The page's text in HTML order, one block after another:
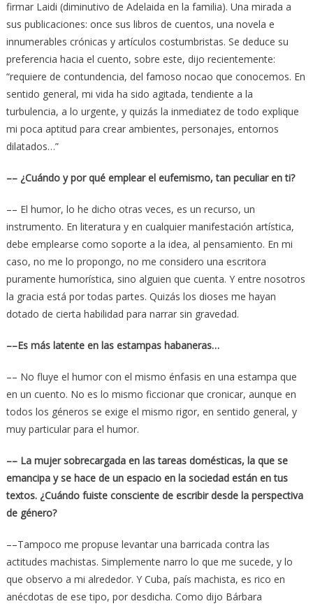
firmar Laidi (diminutivo de Adelaida en la familia). Una mirada a
sus publicaciones: once sus libros de cuentos, una novela e
innumerables crónicas y artículos costumbristas. Se deduce su
preferencia hacia el cuento, sobre este, dijo recientemente:
“requiere de contundencia, del famoso nocao que conocemos. En
sentido general, mi vida ha sido agitada, tendiente a la
turbulencia, a lo urgente, y quizás la inmediatez de todo explique
mi poca aptitud para crear ambientes, personajes, entornos
dilatados…”
–– ¿Cuándo y por qué emplear el eufemismo, tan peculiar en ti?
–– El humor, lo he dicho otras veces, es un recurso, un
instrumento. En literatura y en cualquier manifestación artística,
debe emplearse como soporte a la idea, al pensamiento. En mi
caso, no me lo propongo, no me considero una escritora
puramente humorística, sino alguien que cuenta. Y entre nosotros
la gracia está por todas partes. Quizás los dioses me hayan
dotado de cierta habilidad para narrar sin gravedad.
––Es más latente en las estampas habaneras…
–– No fluye el humor con el mismo énfasis en una estampa que
en un cuento. No es lo mismo ficcionar que cronicar, aunque en
todos los géneros se exige el mismo rigor, en sentido general, y
muy particular para el humor.
–– La mujer sobrecargada en las tareas domésticas, la que se
emancipa y se hace de un espacio en la sociedad están en tus
textos. ¿Cuándo fuiste consciente de escribir desde la perspectiva
de género?
––Tampoco me propuse levantar una barricada contra las
actitudes machistas. Simplemente narro lo que me sucede, y lo
que observo a mi alrededor. Y Cuba, país machista, es rico en
anécdotas de ese tipo, por desdicha. Como dijo Bárbara